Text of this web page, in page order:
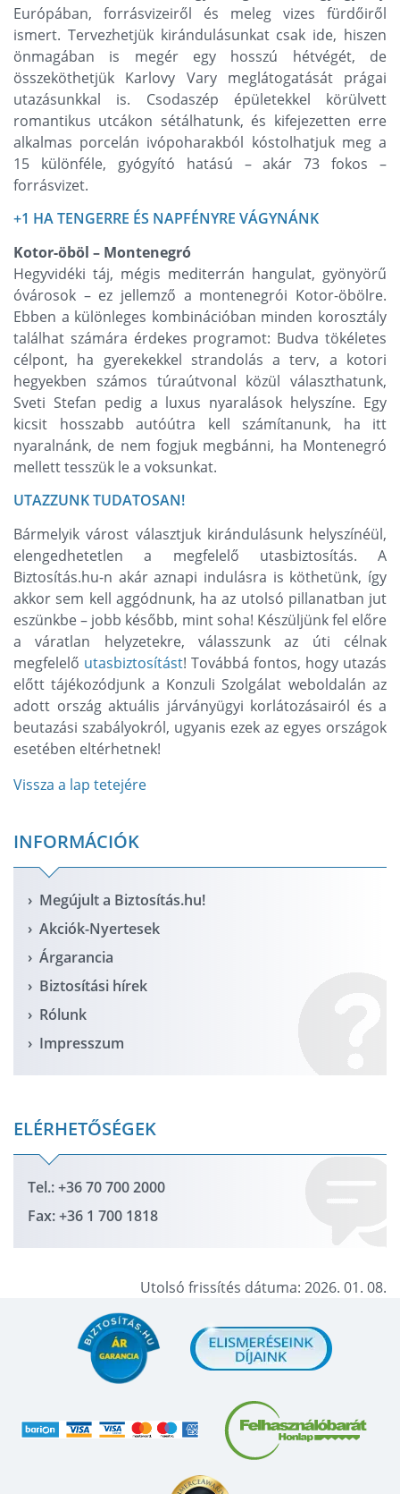
Európában, forrásvizeiről és meleg vizes fürdőiről
ismert. Tervezhetjük kirándulásunkat csak ide, hiszen
önmagában is megér egy hosszú hétvégét, de
összeköthetjük Karlovy Vary meglátogatását prágai
utazásunkkal is. Csodaszép épületekkel körülvett
romantikus utcákon sétálhatunk, és kifejezetten erre
alkalmas porcelán ivópoharakból kóstolhatjuk meg a
15 különféle, gyógyító hatású – akár 73 fokos –
forrásvizet.
+1 HA TENGERRE ÉS NAPFÉNYRE VÁGYNÁNK
Kotor-öböl – Montenegró
Hegyvidéki táj, mégis mediterrán hangulat, gyönyörű
óvárosok – ez jellemző a montenegrói Kotor-öbölre.
Ebben a különleges kombinációban minden korosztály
találhat számára érdekes programot: Budva tökéletes
célpont, ha gyerekekkel strandolás a terv, a kotori
hegyekben számos túraútvonal közül választhatunk,
Sveti Stefan pedig a luxus nyaralások helyszíne. Egy
kicsit hosszabb autóútra kell számítanunk, ha itt
nyaralnánk, de nem fogjuk megbánni, ha Montenegró
mellett tesszük le a voksunkat.
UTAZZUNK TUDATOSAN!
Bármelyik várost választjuk kirándulásunk helyszínéül,
elengedhetetlen a megfelelő utasbiztosítás. A
Biztosítás.hu-n akár aznapi indulásra is köthetünk, így
akkor sem kell aggódnunk, ha az utolsó pillanatban jut
eszünkbe – jobb később, mint soha! Készüljünk fel előre
a váratlan helyzetekre, válasszunk az úti célnak
megfelelő utasbiztosítást! Továbbá fontos, hogy utazás
előtt tájékozódjunk a Konzuli Szolgálat weboldalán az
adott ország aktuális járványügyi korlátozásairól és a
beutazási szabályokról, ugyanis ezek az egyes országok
esetében eltérhetnek!
Vissza a lap tetejére
INFORMÁCIÓK
Megújult a Biztosítás.hu!
Akciók-Nyertesek
Árgarancia
Biztosítási hírek
Rólunk
Impresszum
ELÉRHETŐSÉGEK
Tel.: +36 70 700 2000
Fax: +36 1 700 1818
Utolsó frissítés dátuma: 2026. 01. 08.